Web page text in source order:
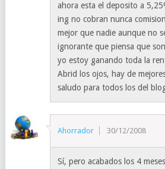
ahora esta el deposito a
ing no cobran nunca
mejor que nadie aunque no
ignorante que piensa que
yo estoy ganando toda la
Abrid los ojos, hay de
saludo para todos los del
Ahorrador 30/12/2008
Sí, pero acabados los 4